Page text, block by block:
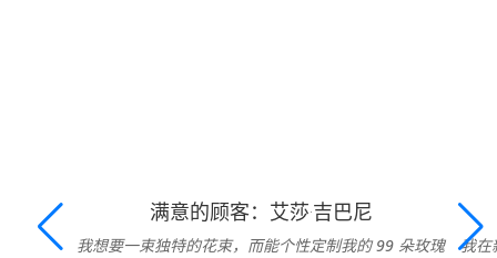
满意的顾客：艾莎·吉巴尼
我想要一束独特的花束，而能个性定制我的 99 朵玫瑰
我在